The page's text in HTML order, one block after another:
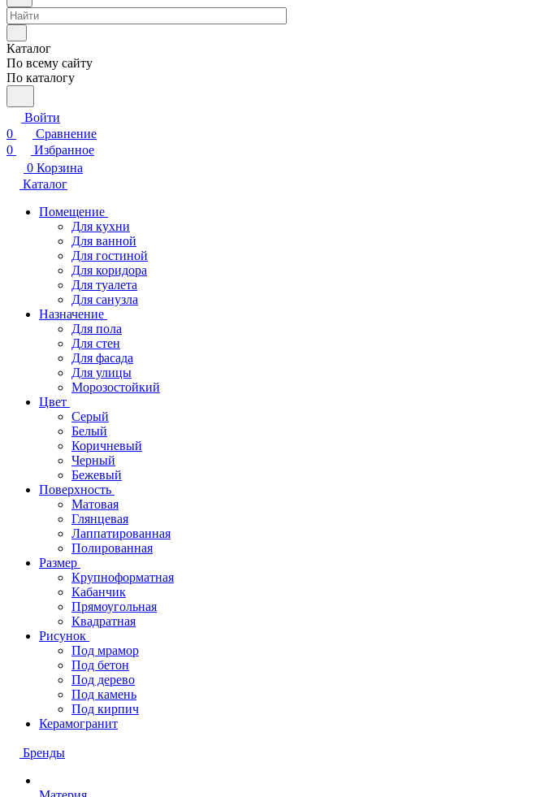
Каталог
По всему сайту
По каталогу
Войти
0
Сравнение
0
Избранное
0 Корзина
Каталог
Помещение
Для кухни
Для ванной
Для гостиной
Для коридора
Для туалета
Для санузла
Назначение
Для пола
Для стен
Для фасада
Для улицы
Морозостойкий
Цвет
Серый
Белый
Коричневый
Черный
Бежевый
Поверхность
Матовая
Глянцевая
Лаппатированная
Полированная
Размер
Крупноформатная
Кабанчик
Прямоугольная
Квадратная
Рисунок
Под мрамор
Под бетон
Под дерево
Под камень
Под кирпич
Керамогранит
Бренды